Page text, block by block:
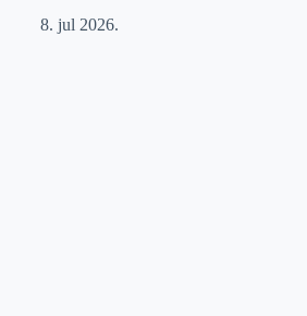
8. jul 2026.